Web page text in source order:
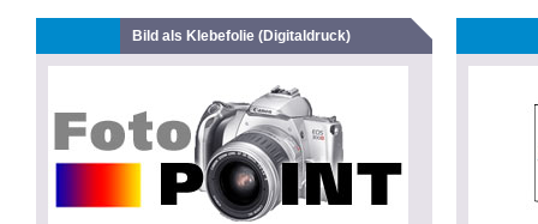
Bild als Klebefolie (Digitaldruck)